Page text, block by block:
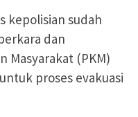
kepolisian sudah
dan
Masyarakat (PKM)
proses evakuasi